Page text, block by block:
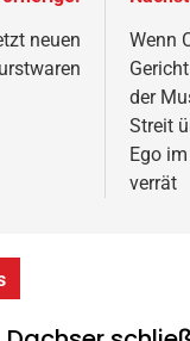
neuen
Wenn
der
Streit
Ego
verrät